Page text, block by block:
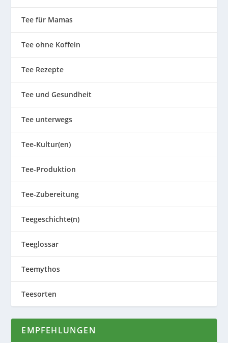
Tee für Mamas
Tee ohne Koffein
Tee Rezepte
Tee und Gesundheit
Tee unterwegs
Tee-Kultur(en)
Tee-Produktion
Tee-Zubereitung
Teegeschichte(n)
Teeglossar
Teemythos
Teesorten
EMPFEHLUNGEN